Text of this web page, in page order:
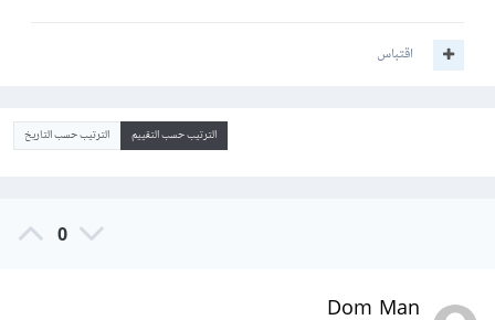
اقتباس
الترتيب حسب التقييم الترتيب حسب التاريخ
0
Dom Man